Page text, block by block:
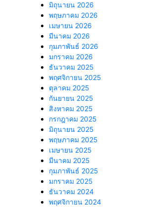
มิถุนายน 2026
พฤษภาคม 2026
เมษายน 2026
มีนาคม 2026
กุมภาพันธ์ 2026
มกราคม 2026
ธันวาคม 2025
พฤศจิกายน 2025
ตุลาคม 2025
กันยายน 2025
สิงหาคม 2025
กรกฎาคม 2025
มิถุนายน 2025
พฤษภาคม 2025
เมษายน 2025
มีนาคม 2025
กุมภาพันธ์ 2025
มกราคม 2025
ธันวาคม 2024
พฤศจิกายน 2024